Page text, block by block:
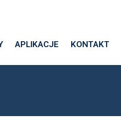
APLIKACJE KONTAKT